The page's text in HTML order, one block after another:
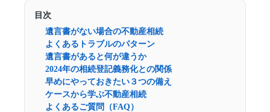
目次
遺言書がない場合の不動産相続
よくあるトラブルのパターン
遺言書があると何が違うか
2024年の相続登記義務化との関係
早めにやっておきたい３つの備え
ケースから学ぶ不動産相続
よくあるご質問（FAQ）